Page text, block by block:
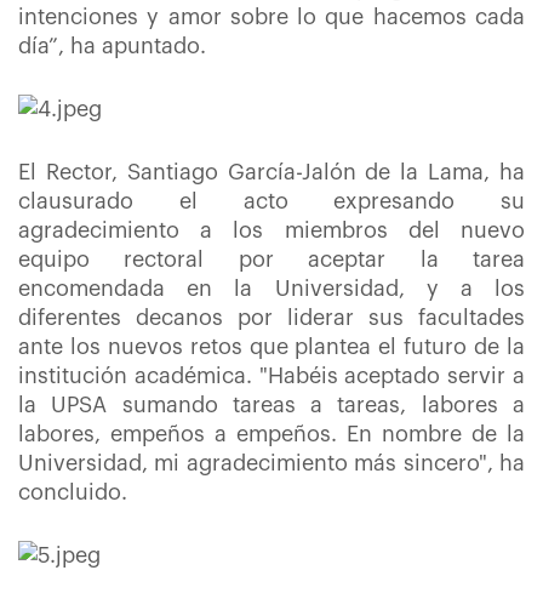
intenciones y amor sobre lo que hacemos cada
día”, ha apuntado.
El Rector, Santiago García-Jalón de la Lama, ha
clausurado el acto expresando su
agradecimiento a los miembros del nuevo
equipo rectoral por aceptar la tarea
encomendada en la Universidad, y a los
diferentes decanos por liderar sus facultades
ante los nuevos retos que plantea el futuro de la
institución académica. "Habéis aceptado servir a
la UPSA sumando tareas a tareas, labores a
labores, empeños a empeños. En nombre de la
Universidad, mi agradecimiento más sincero", ha
concluido.